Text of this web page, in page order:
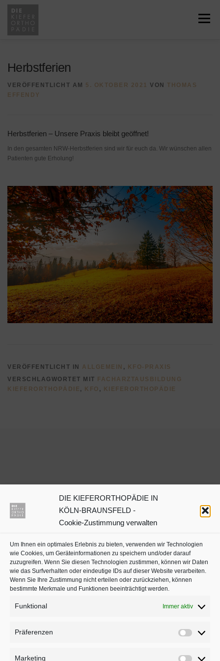
DIE KIEFERORTHOPÄDIE IN
KÖLN-BRAUNSFELD -
Cookie-Zustimmung verwalten
Um Ihnen ein optimales Erlebnis zu bieten, verwenden wir Technologien
wie Cookies, um Geräteinformationen zu speichern und/oder darauf
zuzugreifen. Wenn Sie diesen Technologien zustimmen, können wir Daten
wie das Surfverhalten oder eindeutige IDs auf dieser Website verarbeiten.
Wenn Sie Ihre Zustimmung nicht erteilen oder zurückziehen, können
bestimmte Merkmale und Funktionen beeinträchtigt werden.
Funktional Immer aktiv
Präferenzen
Marketing
Zum
Inhalt
springen
Menü
LEISTUNGEN
KONTAKT RECHTLICHES
Herbstferien
VERÖFFENTLICHT AM 5. OKTOBER 2021 VON THOMAS
EFFENDY
Herbstferien – Unsere Praxis bleibt geöffnet!
In den gesamten NRW-Herbstferien sind wir für euch da. Wir wünschen allen
Patienten gute Erholung!
VERÖFFENTLICHT IN ALLGEMEIN ,
KFO-PRAXIS
VERSCHLAGWORTET MIT
FACHARZTAUSBILDUNG
KIEFERORTHOPÄDIE , KFO , KIEFERORTHOPÄDIE
Dr. Julia Neuschulz
Kieferorthopäden oder
in Köln aufjameda